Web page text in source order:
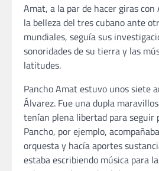
Amat, a la par de hacer giras
la belleza del tres cubano ante
mundiales, seguía sus
sonoridades de su tierra y las
latitudes.
Pancho Amat estuvo unos siete
Álvarez. Fue una dupla
tenían plena libertad para seguir
Pancho, por ejemplo,
orquesta y hacía aportes
estaba escribiendo música para